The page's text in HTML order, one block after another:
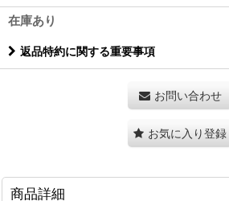
在庫あり
返品特約に関する重要事項
お問い合わせ
お気に入り登録
商品詳細